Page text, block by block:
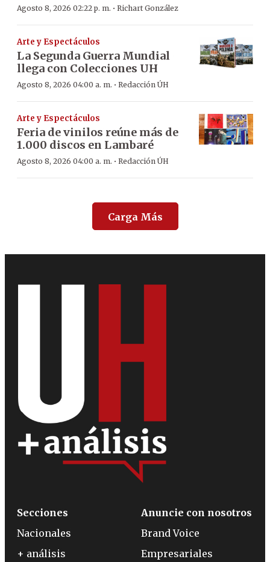
Agosto 8, 2026 02:22 p. m. · Richart González
Arte y Espectáculos
La Segunda Guerra Mundial
llega con Colecciones UH
Agosto 8, 2026 04:00 a. m. · Redacción ÚH
Arte y Espectáculos
Feria de vinilos reúne más de
1.000 discos en Lambaré
Agosto 8, 2026 04:00 a. m. · Redacción ÚH
Carga Más
Secciones
Nacionales
+ análisis
Anuncie con nosotros
Brand Voice
Empresariales